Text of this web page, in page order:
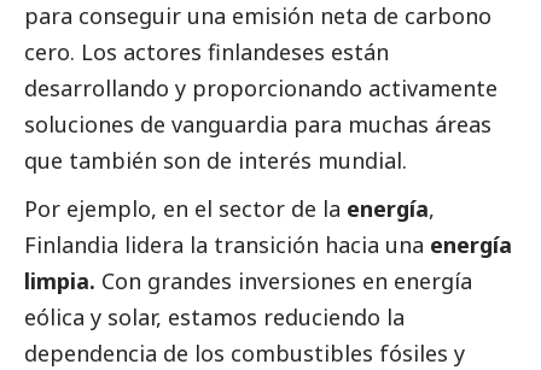
para conseguir una emisión neta de carbono
cero. Los actores finlandeses están
desarrollando y proporcionando activamente
soluciones de vanguardia para muchas áreas
que también son de interés mundial.
Por ejemplo, en el sector de la energía,
Finlandia lidera la transición hacia una energía
limpia. Con grandes inversiones en energía
eólica y solar, estamos reduciendo la
dependencia de los combustibles fósiles y